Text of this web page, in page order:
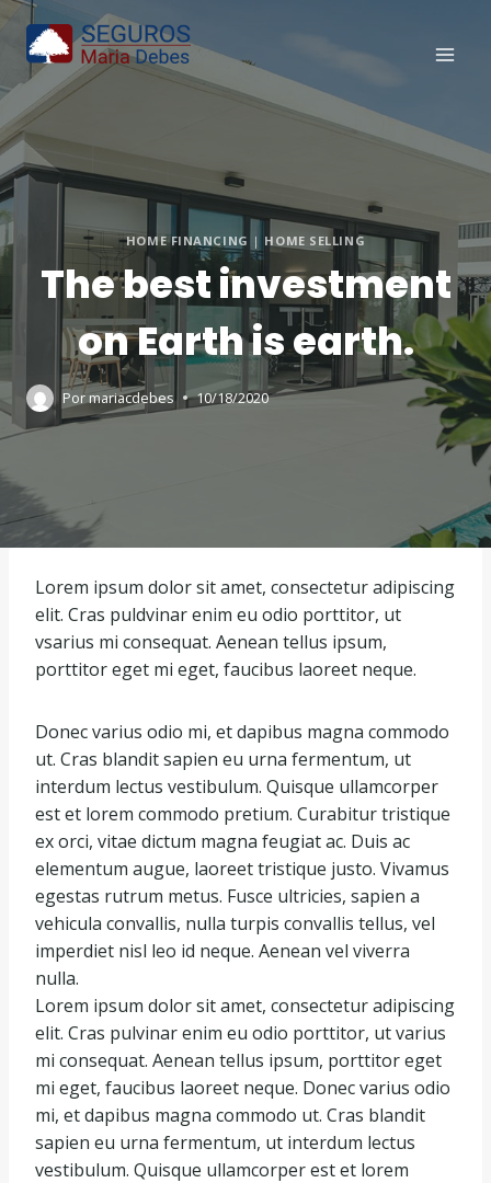
Saltar
contenido
HOME FINANCING | HOME SELLING
The best investment
on Earth is earth.
Pormariacdebes 10/18/2020
Lorem ipsum dolor sit amet, consectetur adipiscing
elit. Cras puldvinar enim eu odio porttitor, ut
vsarius mi consequat. Aenean tellus ipsum,
porttitor eget mi eget, faucibus laoreet neque.
Donec varius odio mi, et dapibus magna commodo
ut. Cras blandit sapien eu urna fermentum, ut
interdum lectus vestibulum. Quisque ullamcorper
est et lorem commodo pretium. Curabitur tristique
ex orci, vitae dictum magna feugiat ac. Duis ac
elementum augue, laoreet tristique justo. Vivamus
egestas rutrum metus. Fusce ultricies, sapien a
vehicula convallis, nulla turpis convallis tellus, vel
imperdiet nisl leo id neque. Aenean vel viverra
nulla.
Lorem ipsum dolor sit amet, consectetur adipiscing
elit. Cras pulvinar enim eu odio porttitor, ut varius
mi consequat. Aenean tellus ipsum, porttitor eget
mi eget, faucibus laoreet neque. Donec varius odio
mi, et dapibus magna commodo ut. Cras blandit
sapien eu urna fermentum, ut interdum lectus
vestibulum. Quisque ullamcorper est et lorem